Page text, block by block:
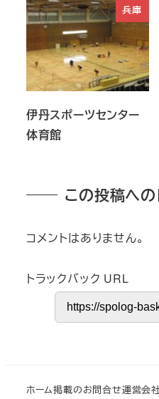
兵庫
伊丹スポーツセンター
体育館
この投稿への
コメントはありません。
トラックバック URL
ホーム掲載のお問合せ運営会